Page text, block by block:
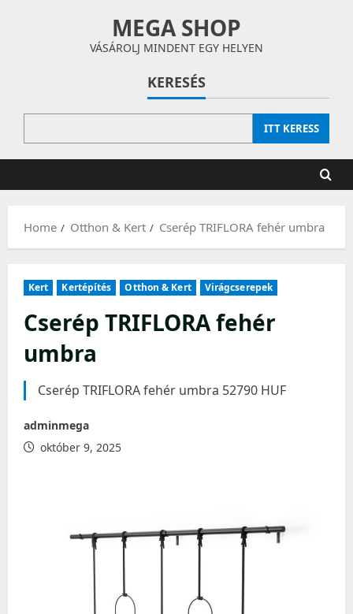
MEGA SHOP
VÁSÁROLJ MINDENT EGY HELYEN
KERESÉS
ITT KERESS
Home Otthon & Kert Cserép TRIFLORA fehér umbra
Kert Kertépítés Otthon & Kert Virágcserepek
Cserép TRIFLORA fehér
umbra
Cserép TRIFLORA fehér umbra 52790 HUF
adminmega
október 9, 2025